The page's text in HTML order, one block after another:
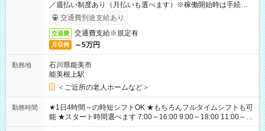
／週払い制度あり（月払いも選べます）※稼働開始時は手続き完
了次第のお支払いとなります。
交通費別途支給あり
交通費 交通費支給※規定有
月収例 ～5万円
勤務地
石川県能美市
能美根上駅
＜ご近所の老人ホームなど＞
勤務時間
★1日4時間～の時短シフトOK ★もちろんフルタイムシフトも可
能 ★スタート時間選べます 7:00～16:00 9:00～18:00 11:00～
20:00 など 残業なし！ ※Wワークの場合、他のお仕事と合わせ